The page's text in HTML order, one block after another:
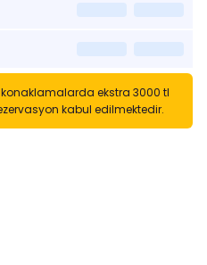
ekstra 3000 tl
kabul edilmektedir.